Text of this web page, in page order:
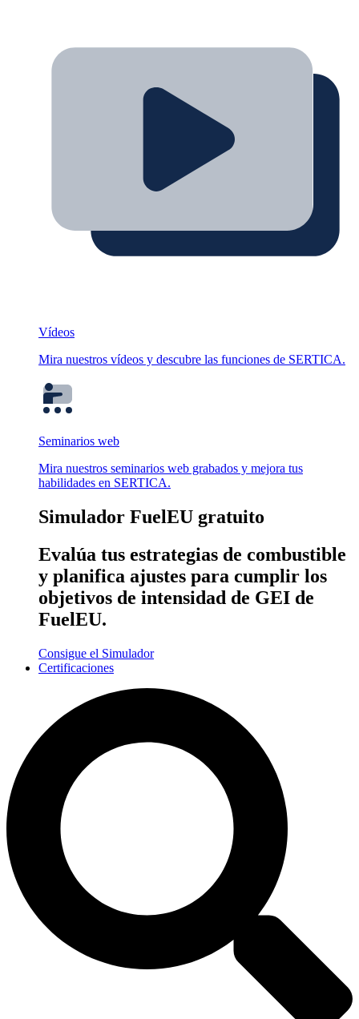
Vídeos
Mira nuestros vídeos y descubre las funciones de SERTICA.
Seminarios web
Mira nuestros seminarios web grabados y mejora tus
habilidades en SERTICA.
Simulador FuelEU gratuito
Evalúa tus estrategias de combustible
y planifica ajustes para cumplir los
objetivos de intensidad de GEI de
FuelEU.
Consigue el Simulador
Certificaciones